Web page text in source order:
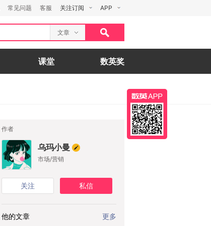
常见问题 客服 关注订阅 APP
文章
课堂 数英奖
作者
乌玛小曼
市场/营销
关注 私信
他的文章 更多